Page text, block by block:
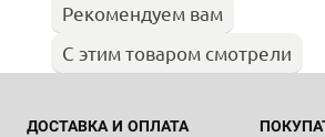
Рекомендуем вам
С этим товаром смотрели
ДОСТАВКА И ОПЛАТА